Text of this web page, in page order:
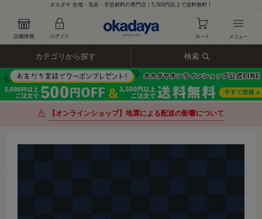
オカダヤ 生地・毛糸・手芸材料の専門店｜5,500円以上で送料無料！
カテゴリから探す 検索
【オンラインショップ】地震による配送の影響について